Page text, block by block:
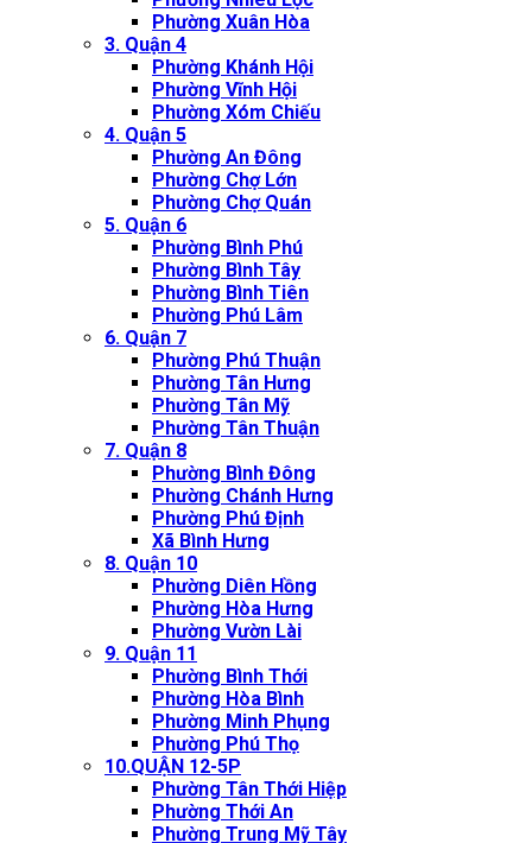
Phường Xuân Hòa
3. Quận 4
Phường Khánh Hội
Phường Vĩnh Hội
Phường Xóm Chiếu
4. Quận 5
Phường An Đông
Phường Chợ Lớn
Phường Chợ Quán
5. Quận 6
Phường Bình Phú
Phường Bình Tây
Phường Bình Tiên
Phường Phú Lâm
6. Quận 7
Phường Phú Thuận
Phường Tân Hưng
Phường Tân Mỹ
Phường Tân Thuận
7. Quận 8
Phường Bình Đông
Phường Chánh Hưng
Phường Phú Định
Xã Bình Hưng
8. Quận 10
Phường Diên Hồng
Phường Hòa Hưng
Phường Vườn Lài
9. Quận 11
Phường Bình Thới
Phường Hòa Bình
Phường Minh Phụng
Phường Phú Thọ
10.QUẬN 12-5P
Phường Tân Thới Hiệp
Phường Thới An
Phường Trung Mỹ Tây